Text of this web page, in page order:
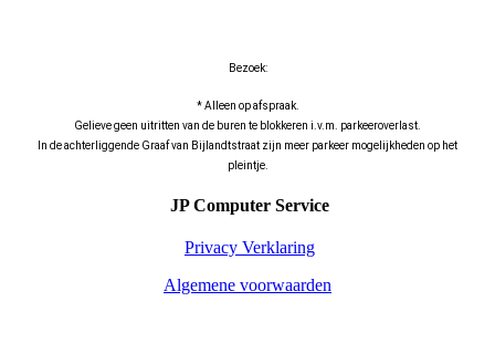
Bezoek:
* Alleen op afspraak.
Gelieve geen uitritten van de buren te blokkeren i.v.m. parkeeroverlast.
In de achterliggende Graaf van Bijlandtstraat zijn meer parkeer mogelijkheden op het
pleintje.
JP Computer Service
Privacy Verklaring
Algemene voorwaarden